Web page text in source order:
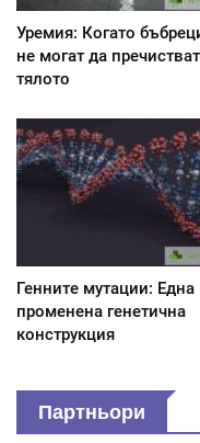
Уремия: Когато
не могат да пречистват
тялото
Генните мутации: Една
променена генетична
конструкция
Партньори